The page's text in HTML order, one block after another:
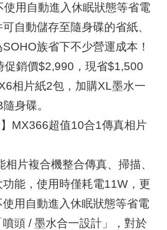
使用自動進入休眠狀態等省電
自動儲存至隨身碟的省紙、
族省下不少營運成本！
促銷價$2,990，現省$1,500
相片紙2包，加購XL墨水一
身碟。
】MX366超值10合1傳真相片
片複合機整合傳真、掃描、
能，使用時僅耗電11W，更
用自動進入休眠狀態等省電
頭 / 墨水合一設計」，對於